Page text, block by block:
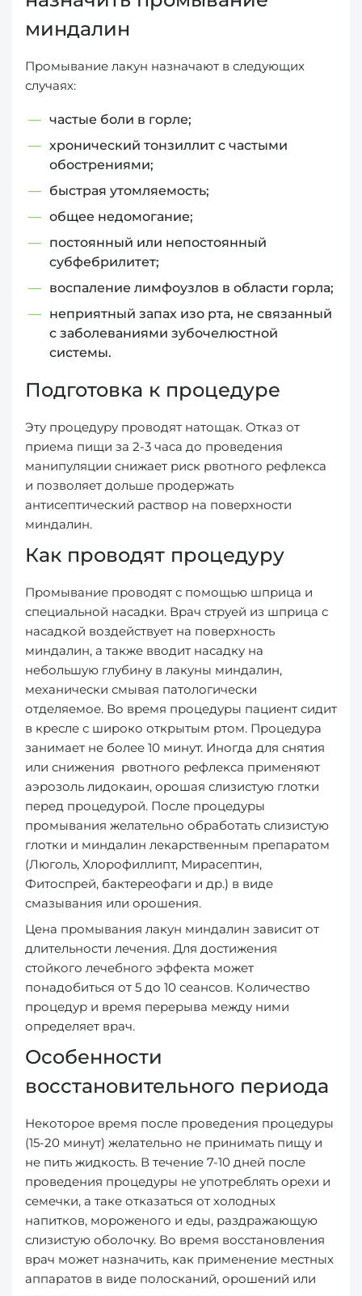
миндалин
Промывание лакун назначают в следующих
случаях:
частые боли в горле;
хронический тонзиллит с частыми
обострениями;
быстрая утомляемость;
общее недомогание;
постоянный или непостоянный
субфебрилитет;
воспаление лимфоузлов в области горла;
неприятный запах изо рта, не связанный
с заболеваниями зубочелюстной
системы.
Подготовка к процедуре
Эту процедуру проводят натощак. Отказ от
приема пищи за 2-3 часа до проведения
манипуляции снижает риск рвотного рефлекса
и позволяет дольше продержать
антисептический раствор на поверхности
миндалин.
Как проводят процедуру
Промывание проводят с помощью шприца и
специальной насадки. Врач струей из шприца с
насадкой воздействует на поверхность
миндалин, а также вводит насадку на
небольшую глубину в лакуны миндалин,
механически смывая патологически
отделяемое. Во время процедуры пациент сидит
в кресле с широко открытым ртом. Процедура
занимает не более 10 минут. Иногда для снятия
или снижения рвотного рефлекса применяют
аэрозоль лидокаин, орошая слизистую глотки
перед процедурой. После процедуры
промывания желательно обработать слизистую
глотки и миндалин лекарственным препаратом
(Люголь, Хлорофиллипт, Мирасептин,
Фитоспрей, бактереофаги и др.) в виде
смазывания или орошения.
Цена промывания лакун миндалин зависит от
длительности лечения. Для достижения
стойкого лечебного эффекта может
понадобиться от 5 до 10 сеансов. Количество
процедур и время перерыва между ними
определяет врач.
Особенности
восстановительного периода
Некоторое время после проведения процедуры
(15-20 минут) желательно не принимать пищу и
не пить жидкость. В течение 7-10 дней после
проведения процедуры не употреблять орехи и
семечки, а таке отказаться от холодных
напитков, мороженого и еды, раздражающую
слизистую оболочку. Во время восстановления
врач может назначить, как применение местных
аппаратов в виде полосканий, орошений или